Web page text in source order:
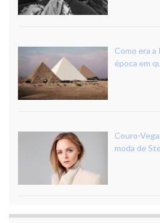
Como era a
época em
Couro-
moda de